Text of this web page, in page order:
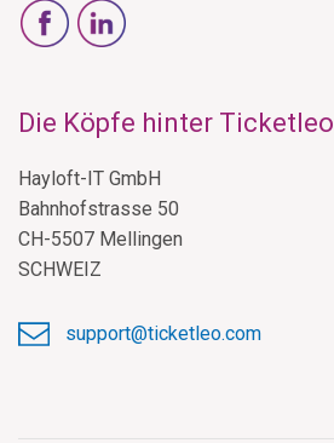
Die Köpfe hinter Ticketleo
Hayloft-IT GmbH
Bahnhofstrasse 50
CH-5507 Mellingen
SCHWEIZ
support@ticketleo.com